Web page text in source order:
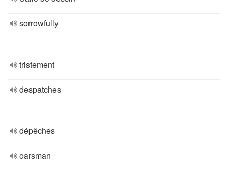
sorrowfully
tristement
despatches
dépêches
oarsman